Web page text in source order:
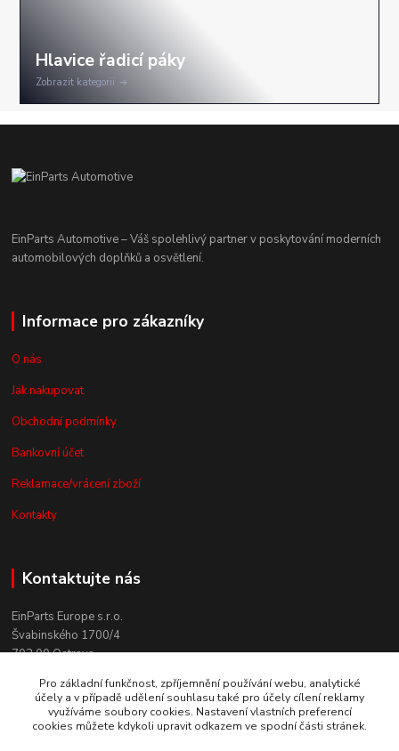
Zobrazit kategorii
EinParts Automotive – Váš spolehlivý partner v poskytování moderních
automobilových doplňků a osvětlení.
Informace pro zákazníky
O nás
Jak nakupovat
Obchodní podmínky
Bankovní účet
Reklamace/vrácení zboží
Kontakty
Kontaktujte nás
EinParts Europe s.r.o.
Švabinského 1700/4
702 00 Ostrava
+420 558 080 004
(po. - pá. 9:00-13:00)
obchod@einparts.cz
Pro základní funkčnost, zpříjemnění používání webu, analytické
účely a v případě udělení souhlasu také pro účely cílení reklamy
využíváme soubory cookies. Nastavení vlastních preferencí
cookies můžete kdykoli upravit odkazem ve spodní části stránek.